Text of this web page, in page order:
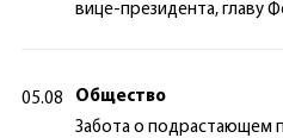
вице-президента, главу
05.08
Общество
Забота о подрастающем